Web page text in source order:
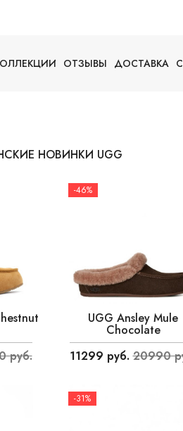
ОТЗЫВЫ ДОСТАВКА
НОВИНКИ UGG
руб.
-46%
UGG Ansley Mule
Chocolate
11299 руб. 20990
-31%